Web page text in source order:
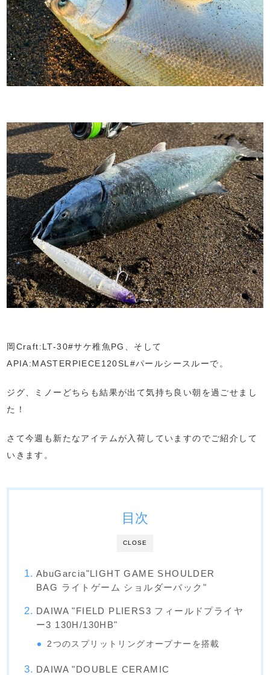
岡Craft:LT-30#サケ稚魚PG、そして
APIA:MASTERPIECE120SL#パールシースルーで。
ジグ、ミノーどちらも結果が出て気持ち良い朝を過ごせまし
た！
さて今週も新たなアイテムが入荷していますのでご紹介して
いきます。
CLOSE
目次
AbuGarcia"LIGHT GAME SHOULDER
BAG ライトゲーム ショルダーバック"
DAIWA "FIELD PLIERS3 フィールドプライヤ
ー3 130H/130HB"
2つのスプリットリングオープナーを搭載
DAIWA "DOUBLE CERAMIC